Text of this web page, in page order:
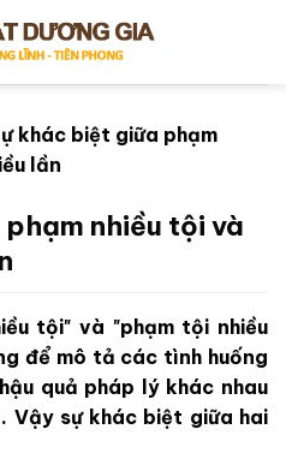
khác biệt giữa phạm
lần
nhiều tội và
tội" và "phạm tội nhiều
để mô tả các tình huống
quả pháp lý khác nhau
Vậy sự khác biệt giữa hai